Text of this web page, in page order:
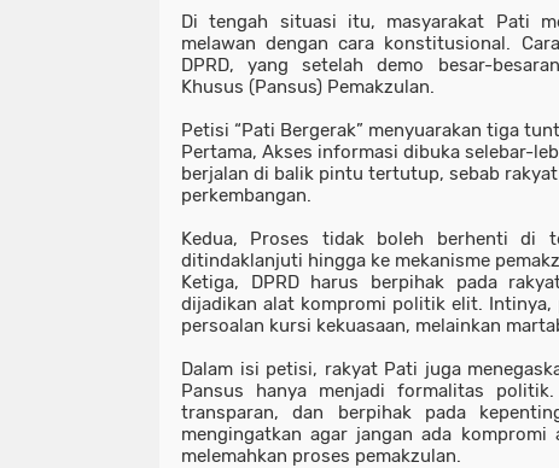
Di tengah situasi itu, masyarakat Pati
melawan dengan cara konstitusional.
DPRD, yang setelah demo besar-
Khusus (Pansus) Pemakzulan.
Petisi “Pati Bergerak” menyuarakan tiga
Pertama, Akses informasi dibuka selebar-
berjalan di balik pintu tertutup, sebab
perkembangan.
Kedua, Proses tidak boleh berhenti di
ditindaklanjuti hingga ke mekanisme
Ketiga, DPRD harus berpihak pada
dijadikan alat kompromi politik elit. Intinya,
persoalan kursi kekuasaan, melainkan
Dalam isi petisi, rakyat Pati juga
Pansus hanya menjadi formalitas
transparan, dan berpihak pada
mengingatkan agar jangan ada
melemahkan proses pemakzulan.